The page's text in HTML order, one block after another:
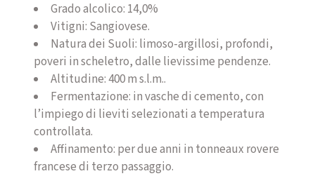
Grado alcolico: 14,0%
Vitigni: Sangiovese.
Natura dei Suoli: limoso-argillosi, profondi,
poveri in scheletro, dalle lievissime pendenze.
Altitudine:400 m s.l.m..
Fermentazione: in vasche di cemento, con
l’impiego di lieviti selezionati a temperatura
controllata.
Affinamento: per due anni in tonneaux rovere
francese di terzo passaggio.